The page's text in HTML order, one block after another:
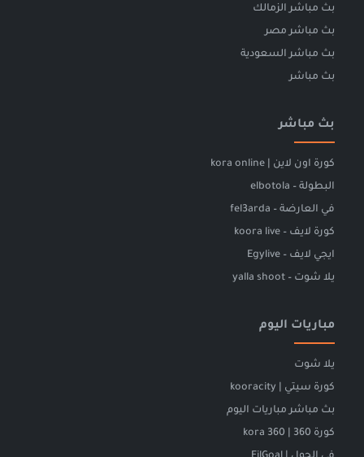
بث مباشر الزمالك
بث مباشر مصر
بث مباشر السعودية
بث مباشر
بث مباشر
كورة اون لاين | kora online
البطولة – elbotola
في العارضة – fel3arda
كورة لايف – koora live
ايجي لايف – Egylive
يلا شوت – yalla shoot
مباريات اليوم
يلا شوت
كورة سيتي | kooracity
بث مباشر مباريات اليوم
كورة 360 | kora 360